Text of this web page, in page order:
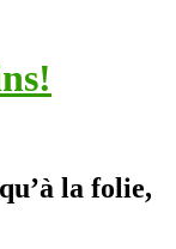
la folie,